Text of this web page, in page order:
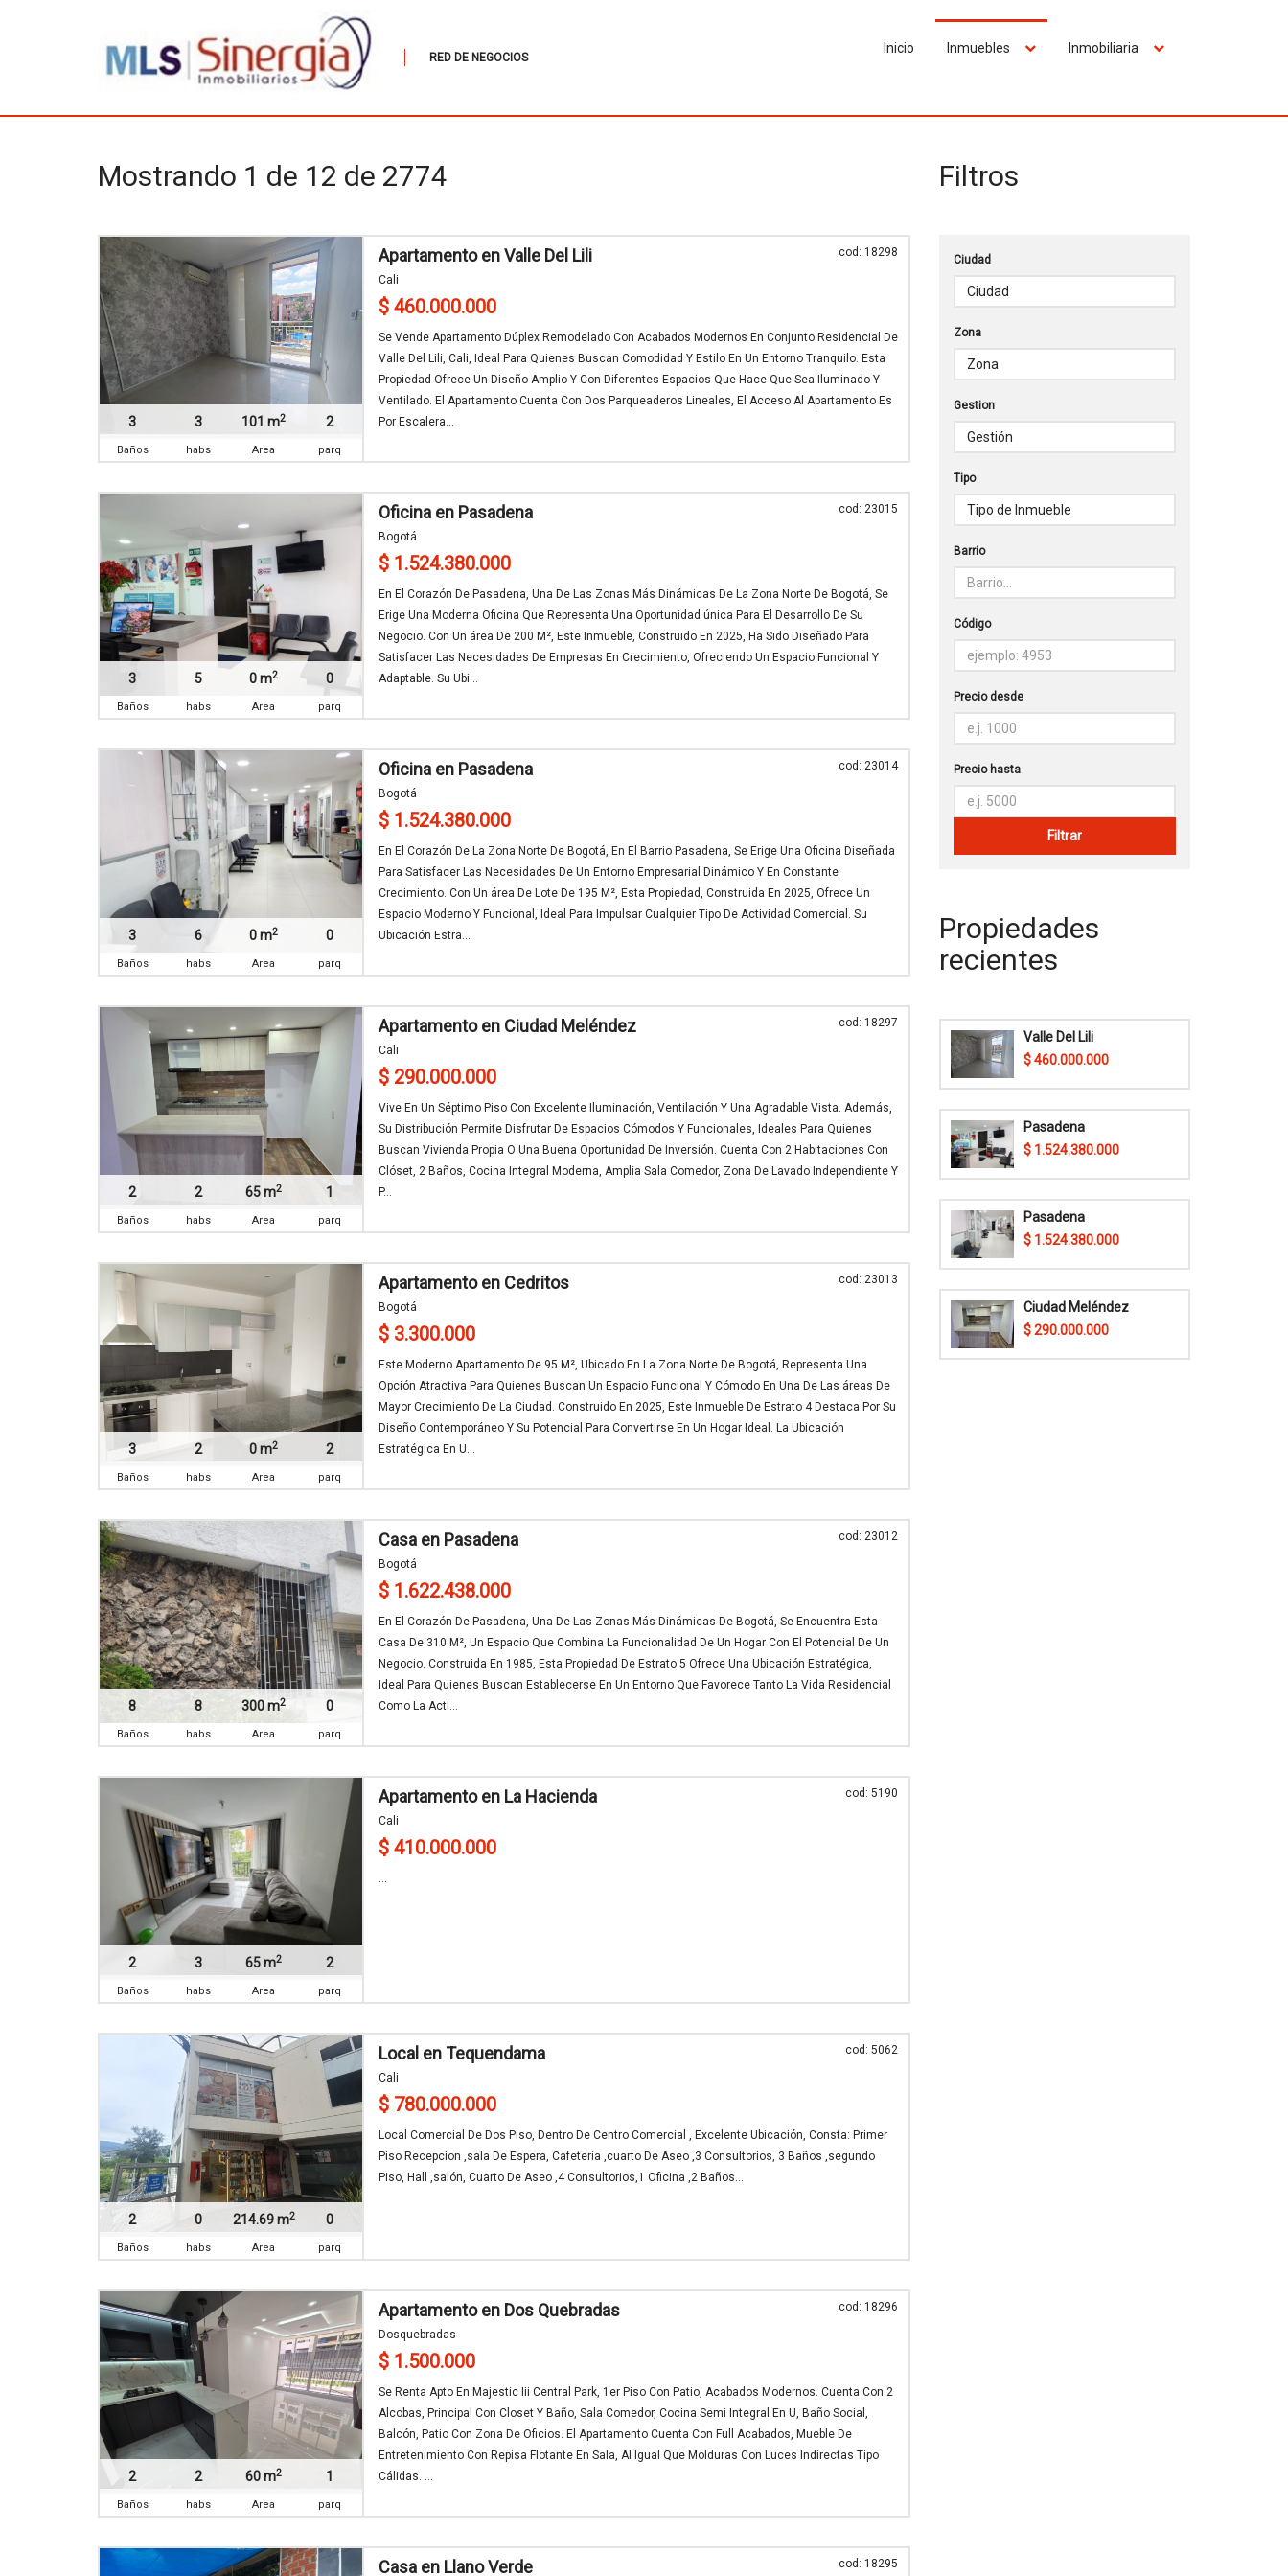
RED DE NEGOCIOS
Inicio Inmuebles Inmobiliaria
Mostrando 1 de 12 de 2774
3
Baños
3
habs
101 m2
Area
2
parq
cod: 18298
Apartamento en Valle Del Lili
Cali
$ 460.000.000
Se Vende Apartamento Dúplex Remodelado Con Acabados Modernos En Conjunto Residencial De
Valle Del Lili, Cali, Ideal Para Quienes Buscan Comodidad Y Estilo En Un Entorno Tranquilo. Esta
Propiedad Ofrece Un Diseño Amplio Y Con Diferentes Espacios Que Hace Que Sea Iluminado Y
Ventilado. El Apartamento Cuenta Con Dos Parqueaderos Lineales, El Acceso Al Apartamento Es
Por Escalera...
3
Baños
5
habs
0 m2
Area
0
parq
cod: 23015
Oficina en Pasadena
Bogotá
$ 1.524.380.000
En El Corazón De Pasadena, Una De Las Zonas Más Dinámicas De La Zona Norte De Bogotá, Se
Erige Una Moderna Oficina Que Representa Una Oportunidad única Para El Desarrollo De Su
Negocio. Con Un área De 200 M², Este Inmueble, Construido En 2025, Ha Sido Diseñado Para
Satisfacer Las Necesidades De Empresas En Crecimiento, Ofreciendo Un Espacio Funcional Y
Adaptable. Su Ubi...
3
Baños
6
habs
0 m2
Area
0
parq
cod: 23014
Oficina en Pasadena
Bogotá
$ 1.524.380.000
En El Corazón De La Zona Norte De Bogotá, En El Barrio Pasadena, Se Erige Una Oficina Diseñada
Para Satisfacer Las Necesidades De Un Entorno Empresarial Dinámico Y En Constante
Crecimiento. Con Un área De Lote De 195 M², Esta Propiedad, Construida En 2025, Ofrece Un
Espacio Moderno Y Funcional, Ideal Para Impulsar Cualquier Tipo De Actividad Comercial. Su
Ubicación Estra...
2
Baños
2
habs
65 m2
Area
1
parq
cod: 18297
Apartamento en Ciudad Meléndez
Cali
$ 290.000.000
Vive En Un Séptimo Piso Con Excelente Iluminación, Ventilación Y Una Agradable Vista. Además,
Su Distribución Permite Disfrutar De Espacios Cómodos Y Funcionales, Ideales Para Quienes
Buscan Vivienda Propia O Una Buena Oportunidad De Inversión. Cuenta Con 2 Habitaciones Con
Clóset, 2 Baños, Cocina Integral Moderna, Amplia Sala Comedor, Zona De Lavado Independiente Y
P...
3
Baños
2
habs
0 m2
Area
2
parq
cod: 23013
Apartamento en Cedritos
Bogotá
$ 3.300.000
Este Moderno Apartamento De 95 M², Ubicado En La Zona Norte De Bogotá, Representa Una
Opción Atractiva Para Quienes Buscan Un Espacio Funcional Y Cómodo En Una De Las áreas De
Mayor Crecimiento De La Ciudad. Construido En 2025, Este Inmueble De Estrato 4 Destaca Por Su
Diseño Contemporáneo Y Su Potencial Para Convertirse En Un Hogar Ideal. La Ubicación
Estratégica En U...
8
Baños
8
habs
300 m2
Area
0
parq
cod: 23012
Casa en Pasadena
Bogotá
$ 1.622.438.000
En El Corazón De Pasadena, Una De Las Zonas Más Dinámicas De Bogotá, Se Encuentra Esta
Casa De 310 M², Un Espacio Que Combina La Funcionalidad De Un Hogar Con El Potencial De Un
Negocio. Construida En 1985, Esta Propiedad De Estrato 5 Ofrece Una Ubicación Estratégica,
Ideal Para Quienes Buscan Establecerse En Un Entorno Que Favorece Tanto La Vida Residencial
Como La Acti...
2
Baños
3
habs
65 m2
Area
2
parq
cod: 5190
Apartamento en La Hacienda
Cali
$ 410.000.000
...
2
Baños
0
habs
214.69 m2
Area
0
parq
cod: 5062
Local en Tequendama
Cali
$ 780.000.000
Local Comercial De Dos Piso, Dentro De Centro Comercial , Excelente Ubicación, Consta: Primer
Piso Recepcion ,sala De Espera, Cafetería ,cuarto De Aseo ,3 Consultorios, 3 Baños ,segundo
Piso, Hall ,salón, Cuarto De Aseo ,4 Consultorios,1 Oficina ,2 Baños...
2
Baños
2
habs
60 m2
Area
1
parq
cod: 18296
Apartamento en Dos Quebradas
Dosquebradas
$ 1.500.000
Se Renta Apto En Majestic Iii Central Park, 1er Piso Con Patio, Acabados Modernos. Cuenta Con 2
Alcobas, Principal Con Closet Y Baño, Sala Comedor, Cocina Semi Integral En U, Baño Social,
Balcón, Patio Con Zona De Oficios. El Apartamento Cuenta Con Full Acabados, Mueble De
Entretenimiento Con Repisa Flotante En Sala, Al Igual Que Molduras Con Luces Indirectas Tipo
Cálidas. ...
cod: 18295
Casa en Llano Verde
Filtros
Ciudad
Zona
Gestion
Tipo
Barrio
Código
Precio desde
Precio hasta
Propiedades
recientes
Valle Del Lili
$ 460.000.000
Pasadena
$ 1.524.380.000
Pasadena
$ 1.524.380.000
Ciudad Meléndez
$ 290.000.000